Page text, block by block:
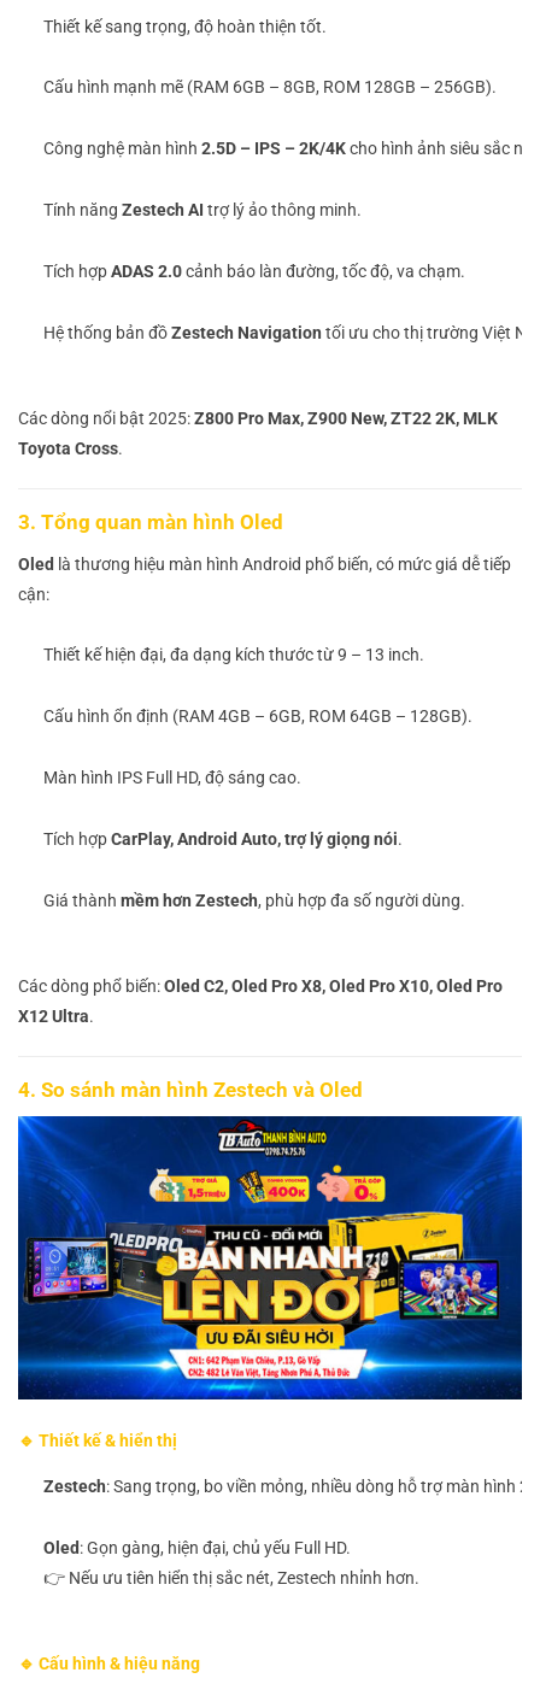
Thiết kế sang trọng, độ hoàn thiện tốt.
Cấu hình mạnh mẽ (RAM 6GB – 8GB, ROM 128GB – 256GB).
Công nghệ màn hình 2.5D – IPS – 2K/4Kcho hình ảnh siêu sắc
Tính năng Zestech AI trợ lý ảo thông minh.
Tích hợpADAS 2.0cảnh báo làn đường, tốc độ, va chạm.
Hệ thống bản đồZestech Navigation tối ưu cho thị trường Việt
Các dòng nổi bật 2025:Z800 Pro Max, Z900 New, ZT22 2K, MLK
Toyota Cross.
3. Tổng quan màn hình Oled
Oled là thương hiệu màn hình Android phổ biến, có mức giá dễ tiếp
cận:
Thiết kế hiện đại, đa dạng kích thước từ 9 – 13 inch.
Cấu hình ổn định (RAM 4GB – 6GB, ROM 64GB – 128GB).
Màn hình IPS Full HD, độ sáng cao.
Tích hợpCarPlay, Android Auto, trợ lý giọng nói.
Giá thành mềm hơn Zestech, phù hợp đa số người dùng.
Các dòng phổ biến:Oled C2, Oled Pro X8, Oled Pro X10, Oled Pro
X12 Ultra.
4. So sánh màn hình Zestech và Oled
🔹 Thiết kế & hiển thị
Zestech: Sang trọng, bo viền mỏng, nhiều dòng hỗ trợ màn hình
Oled: Gọn gàng, hiện đại, chủ yếu Full HD.
👉 Nếu ưu tiên hiển thị sắc nét, Zestech nhỉnh hơn.
🔹 Cấu hình & hiệu năng